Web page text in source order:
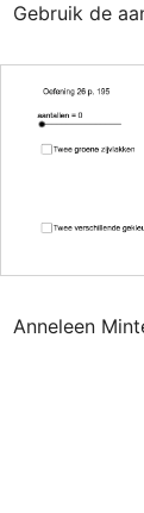
Gebruik de
Anneleen